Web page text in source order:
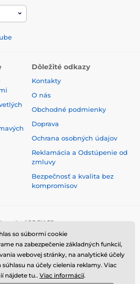
Dôležité odkazy
Kontakty
O nás
Obchodné podmienky
Doprava
Ochrana osobných údajov
Reklamácia a Odstúpenie od
zmluvy
Bezpečnosť a kvalita bez
kompromisov
so súbormi cookie
na zabezpečenie základných funkcií,
webovej stránky, na analytické účely
súhlasu na účely cielenia reklamy. Viac
nájdete tu.. Viac informácií.